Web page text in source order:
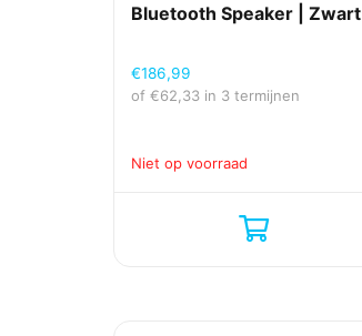
Bluetooth Speaker | Zwart
€186,99
of €62,33 in 3 termijnen
Niet op voorraad